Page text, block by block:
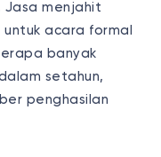
Jasa menjahit
acara formal
banyak
setahun,
penghasilan